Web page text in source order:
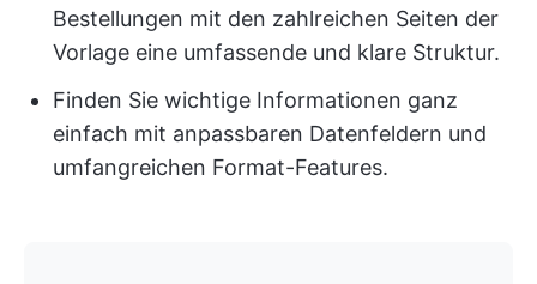
Bestellungen mit den zahlreichen Seiten der
Vorlage eine umfassende und klare Struktur.
Finden Sie wichtige Informationen ganz
einfach mit anpassbaren Datenfeldern und
umfangreichen Format-Features.